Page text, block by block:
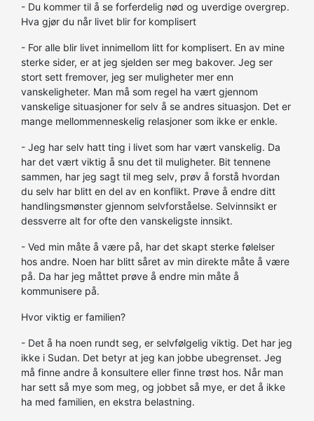
- Du kommer til å se forferdelig nød og uverdige overgrep.
Hva gjør du når livet blir for komplisert
- For alle blir livet innimellom litt for komplisert. En av mine
sterke sider, er at jeg sjelden ser meg bakover. Jeg ser
stort sett fremover, jeg ser muligheter mer enn
vanskeligheter. Man må som regel ha vært gjennom
vanskelige situasjoner for selv å se andres situasjon. Det er
mange mellommenneskelig relasjoner som ikke er enkle.
- Jeg har selv hatt ting i livet som har vært vanskelig. Da
har det vært viktig å snu det til muligheter. Bit tennene
sammen, har jeg sagt til meg selv, prøv å forstå hvordan
du selv har blitt en del av en konflikt. Prøve å endre ditt
handlingsmønster gjennom selvforståelse. Selvinnsikt er
dessverre alt for ofte den vanskeligste innsikt.
- Ved min måte å være på, har det skapt sterke følelser
hos andre. Noen har blitt såret av min direkte måte å være
på. Da har jeg måttet prøve å endre min måte å
kommunisere på.
Hvor viktig er familien?
- Det å ha noen rundt seg, er selvfølgelig viktig. Det har jeg
ikke i Sudan. Det betyr at jeg kan jobbe ubegrenset. Jeg
må finne andre å konsultere eller finne trøst hos. Når man
har sett så mye som meg, og jobbet så mye, er det å ikke
ha med familien, en ekstra belastning.